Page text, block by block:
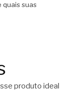
quais suas
produto ideal